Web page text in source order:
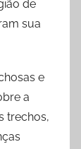
de
sua
e
a
trechos,